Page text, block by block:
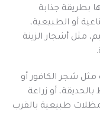
بطريقة جذابة
أو الطبيعية،
مثل أشجار الزينة
مثل شجر الكافور أو
أو زراعة
مظلات طبيعية بالقرب